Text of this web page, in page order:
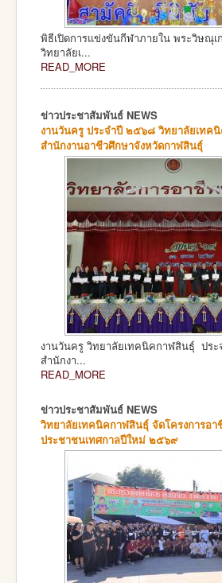
พิธีเปิดการแข่งขันกีฬาภายใน พระวิษณุ
วิทยาลัยเ...
READ_MORE
ข่าวประชาสัมพันธ์ NEWS
งานวันครู ประจำปี ๒๕๖๘ วิทยาลัยเทค
สำนักงานอาชีวศึกษาจังหวัดกาฬสินธุ์
งานวันครู วิทยาลัยเทคนิคกาฬสินธุ์ ป
สำนักงา...
READ_MORE
ข่าวประชาสัมพันธ์ NEWS
วิทยาลัยเทคนิคกาฬสินธุ์ จัดโครงการอา
ประชาชนเทศกาลปีใหม่ ๒๕๖๙